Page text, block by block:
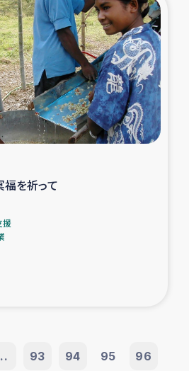
を祈って
援
93 94 95 96